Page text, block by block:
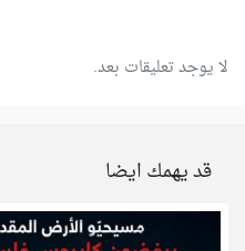
لا يوجد تعليقات بعد.
قد يهمك ايضا